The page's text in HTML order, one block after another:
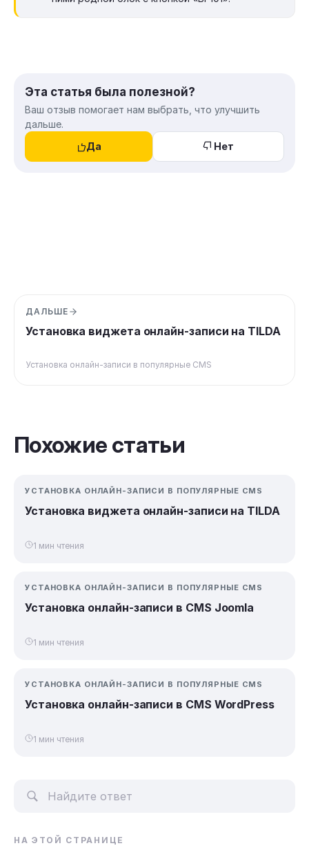
Эта статья была полезной?
Ваш отзыв помогает нам выбрать, что улучшить
дальше.
Да
Нет
ДАЛЬШЕ
Установка виджета онлайн-записи на TILDA
Установка онлайн-записи в популярные CMS
Похожие статьи
УСТАНОВКА ОНЛАЙН-ЗАПИСИ В ПОПУЛЯРНЫЕ CMS
Установка виджета онлайн-записи на TILDA
1 мин чтения
УСТАНОВКА ОНЛАЙН-ЗАПИСИ В ПОПУЛЯРНЫЕ CMS
Установка онлайн-записи в CMS Joomla
1 мин чтения
УСТАНОВКА ОНЛАЙН-ЗАПИСИ В ПОПУЛЯРНЫЕ CMS
Установка онлайн-записи в CMS WordPress
1 мин чтения
НА ЭТОЙ СТРАНИЦЕ